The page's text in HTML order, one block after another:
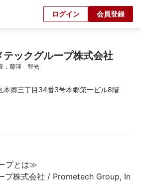
ログイン 会員登録
テックグループ株式会社
：藤澤　智光
本郷三丁目34番3号本郷第一ビル8階
プとは≫
プ株式会社 / Prometech Group, In